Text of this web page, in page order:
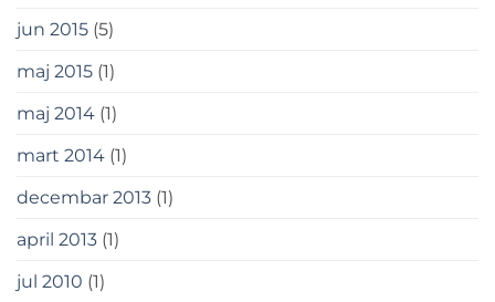
jun 2015 (5)
maj 2015 (1)
maj 2014 (1)
mart 2014 (1)
decembar 2013 (1)
april 2013 (1)
jul 2010 (1)